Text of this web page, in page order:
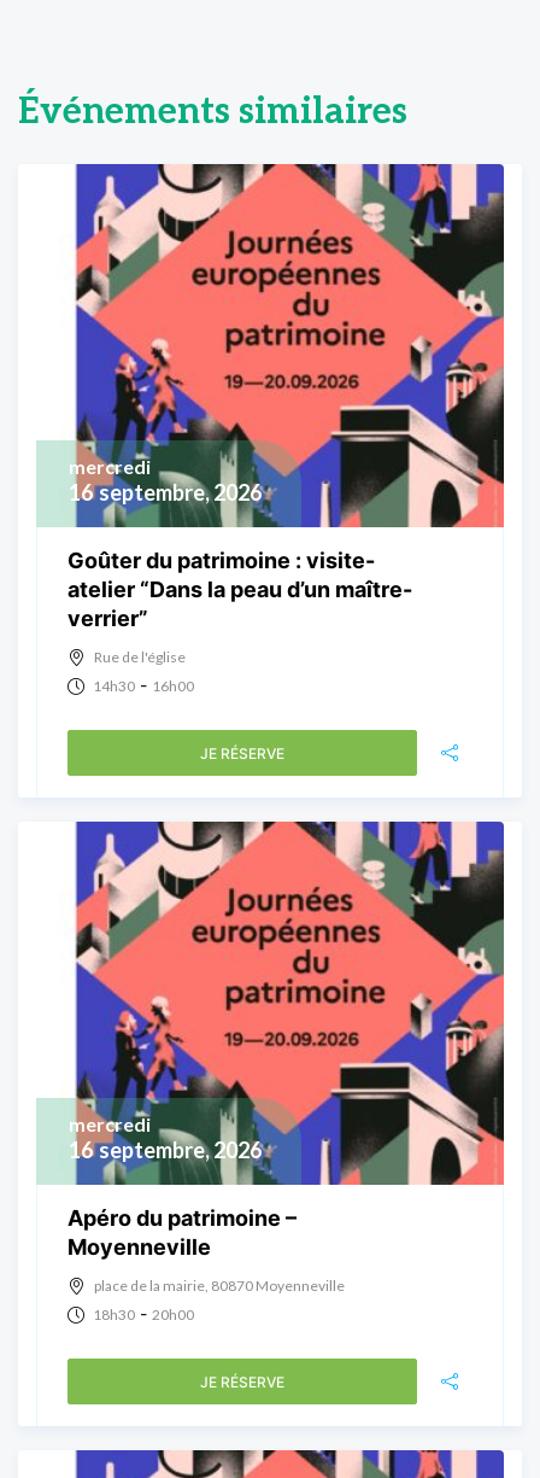
Événements similaires
16 septembre, 2026
mercredi
Goûter du patrimoine : visite-
atelier “Dans la peau d’un maître-
verrier”
Rue de l'église
14h30 - 16h00
JE RÉSERVE
16 septembre, 2026
mercredi
Apéro du patrimoine –
Moyenneville
place de la mairie, 80870 Moyenneville
18h30 - 20h00
JE RÉSERVE